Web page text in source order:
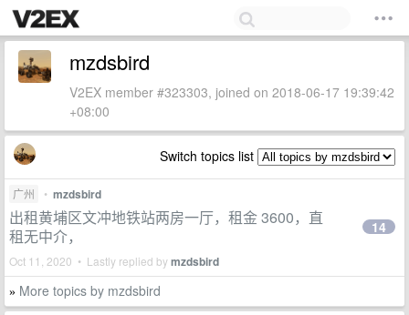
mzdsbird
V2EX member #323303, joined on 2018-06-17 19:39:42
+08:00
Switch topics list
广州 • mzdsbird
出租黄埔区文冲地铁站两房一厅，租金 3600，直
租无中介，
Oct 11, 2020 • Lastly replied bymzdsbird
14
» More topics by mzdsbird